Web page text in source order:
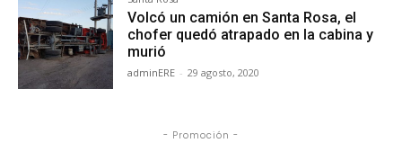
Volcó un camión en Santa Rosa, el
chofer quedó atrapado en la cabina y
murió
adminERE - 29 agosto, 2020
- Promoción -